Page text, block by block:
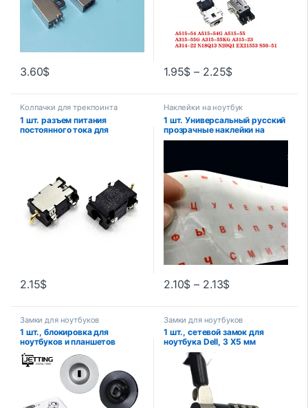
3.60$ 1.95$ – 2.25$
Колпачки для трекпоинта
1 шт. разъем питания
постоянного тока для
постоянного тока
2.15$
Наклейки на ноутбук
1 шт. Универсальный русский
прозрачные наклейки на
клавиатуру для ноутбука
с защитой от пыли
2.10$ – 2.13$
Замки для ноутбуков
1 шт., блокировка для
ноутбуков и планшетов
Замки для ноутбуков
1 шт., сетевой замок для
ноутбука Dell, 3 Х5 мм